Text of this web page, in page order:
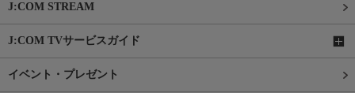
J:COM STREAM
J:COM TVサービスガイド
イベント・プレゼント